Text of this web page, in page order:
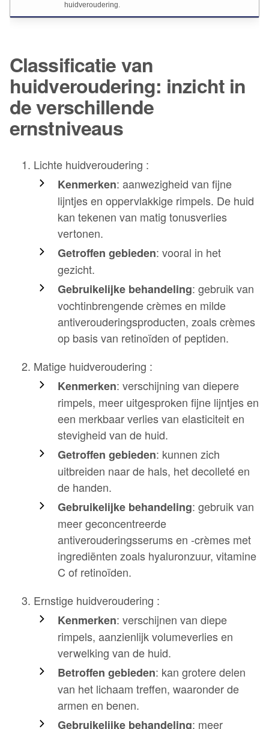
huidveroudering.
Classificatie van
huidveroudering: inzicht in
de verschillende
ernstniveaus
Lichte huidveroudering :
Kenmerken: aanwezigheid van fijne
lijntjes en oppervlakkige rimpels. De huid
kan tekenen van matig tonusverlies
vertonen.
Getroffen gebieden: vooral in het
gezicht.
Gebruikelijke behandeling: gebruik van
vochtinbrengende crèmes en milde
antiverouderingsproducten, zoals crèmes
op basis van retinoïden of peptiden.
Matige huidveroudering :
Kenmerken: verschijning van diepere
rimpels, meer uitgesproken fijne lijntjes en
een merkbaar verlies van elasticiteit en
stevigheid van de huid.
Getroffen gebieden: kunnen zich
uitbreiden naar de hals, het decolleté en
de handen.
Gebruikelijke behandeling: gebruik van
meer geconcentreerde
antiverouderingsserums en -crèmes met
ingrediënten zoals hyaluronzuur, vitamine
C of retinoïden.
Ernstige huidveroudering :
Kenmerken: verschijnen van diepe
rimpels, aanzienlijk volumeverlies en
verwelking van de huid.
Betroffen gebieden: kan grotere delen
van het lichaam treffen, waaronder de
armen en benen.
Gebruikelijke behandeling: meer